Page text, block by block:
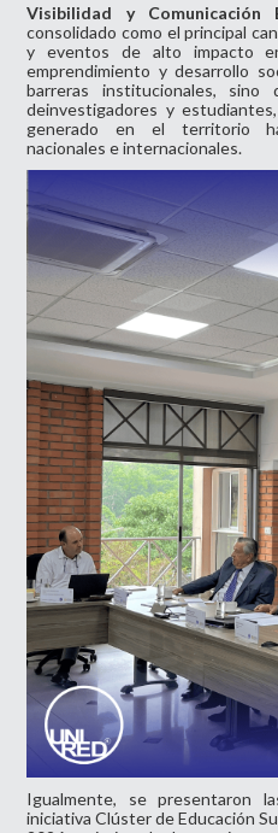
Visibilidad y Comunicación
consolidado como el principal
y eventos de alto impacto
emprendimiento y desarrollo
barreras institucionales, sino
deinvestigadores y
generado en el territorio
nacionales e internacionales.
Igualmente, se presentaron
iniciativa Clúster de Educación